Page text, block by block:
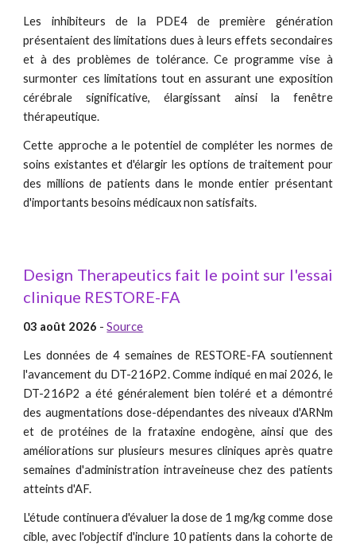
Les inhibiteurs de la PDE4 de première génération
présentaient des limitations dues à leurs effets secondaires
et à des problèmes de tolérance. Ce programme vise à
surmonter ces limitations tout en assurant une exposition
cérébrale significative, élargissant ainsi la fenêtre
thérapeutique.
Cette approche a le potentiel de compléter les normes de
soins existantes et d'élargir les options de traitement pour
des millions de patients dans le monde entier présentant
d'importants besoins médicaux non satisfaits.
Design Therapeutics fait le point sur l'essai
clinique RESTORE-FA
03 août 2026 -Source
Les données de 4 semaines de RESTORE-FA soutiennent
l'avancement du DT-216P2. Comme indiqué en mai 2026, le
DT-216P2 a été généralement bien toléré et a démontré
des augmentations dose-dépendantes des niveaux d'ARNm
et de protéines de la frataxine endogène, ainsi que des
améliorations sur plusieurs mesures cliniques après quatre
semaines d'administration intraveineuse chez des patients
atteints d'AF.
L'étude continuera d'évaluer la dose de 1 mg/kg comme dose
cible, avec l'objectif d'inclure 10 patients dans la cohorte de